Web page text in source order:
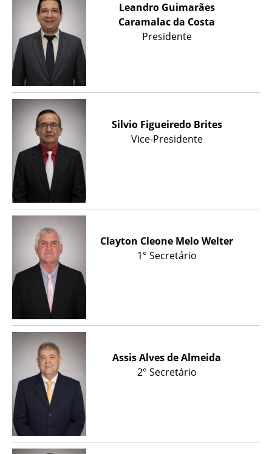
Leandro Guimarães
Caramalac da Costa
Presidente
Silvio Figueiredo Brites
Vice-Presidente
Clayton Cleone Melo Welter
1° Secretário
Assis Alves de Almeida
2° Secretário